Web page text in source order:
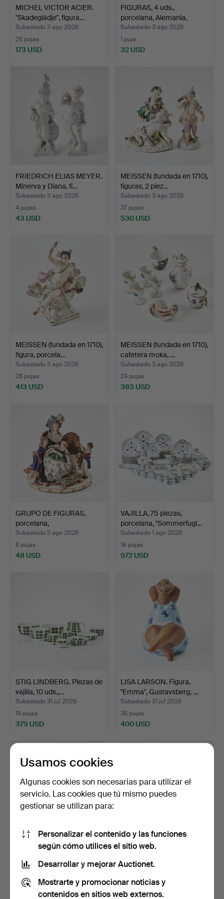
MICHEL VICTOR ACIER.
"Skadeglädje", figura…
Subastado 3 ago 2026
26 pujas
173 USD
FIGURAS, 4 uds.,
porcelana, Alemania,
Säch…
Subastado 3 ago 2026
1 puja
32 USD
FRIEDRICH ELIAS MEYER.
Minerva y Diana, fi…
Subastado 3 ago 2026
4 pujas
43 USD
MEISSEN (fundada en 1710),
figuras, 2 piez…
Subastado 3 ago 2026
27 pujas
530 USD
MEISSEN (fundada en 1710),
figura, porcela…
Subastado 3 ago 2026
26 pujas
413 USD
MEISSEN (fundada en 1710),
cafetera moka, …
Subastado 3 ago 2026
24 pujas
383 USD
GRUPO DE FIGURAS,
porcelana,
probablemente…
Subastado 3 ago 2026
6 pujas
48 USD
VAJILLA, 75 piezas,
porcelana, "Sommerfugl…
Subastado 1 ago 2026
18 pujas
972 USD
STIG LINDBERG. Piezas de
vajilla, 10 uds.,…
Subastado 31 jul 2026
19 pujas
379 USD
LISA LARSON. Figura,
"Emma", Gustavsberg, …
Subastado 31 jul 2026
35 pujas
400 USD
ALDO LONDI. Jarra de
agua, gres, n.º 9839,…
Subastado 31 jul 2026
18 pujas
169 USD
LISA LARSON. FIGURAS, 2
piezas, "Katt" y "…
17 pujas
149 USD
Usamos cookies
Algunas cookies son necesarias para utilizar el
servicio. Las cookies que tú mismo puedes
gestionar se utilizan para:
Personalizar el contenido y las funciones
según cómo utilices el sitio web.
Desarrollar y mejorar Auctionet.
Mostrarte y promocionar noticias y
contenidos en sitios web externos.